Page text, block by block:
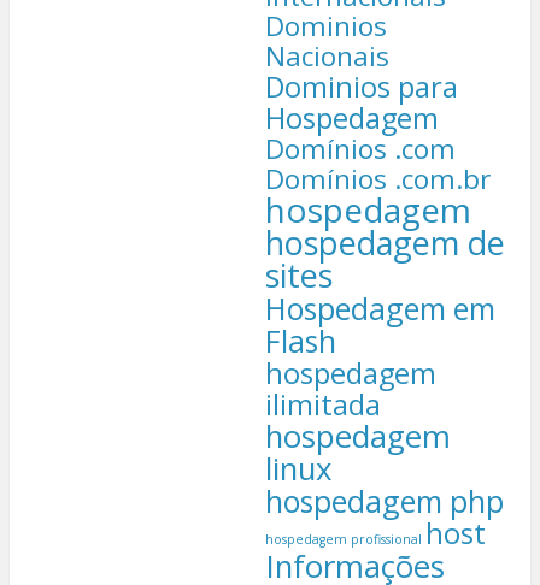
Dominios
Nacionais
Dominios para
Hospedagem
Domínios .com
Domínios .com.br
hospedagem
hospedagem de
sites
Hospedagem em
Flash
hospedagem
ilimitada
hospedagem
linux
hospedagem php
hospedagem profissional host
Informações